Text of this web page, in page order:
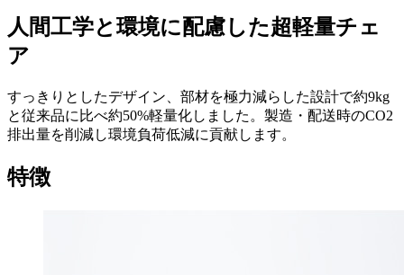
人間工学と環境に配慮した超軽量チェ
ア
すっきりとしたデザイン、部材を極力減らした設計で約9kg
と従来品に比べ約50%軽量化しました。製造・配送時のCO2
排出量を削減し環境負荷低減に貢献します。
特徴